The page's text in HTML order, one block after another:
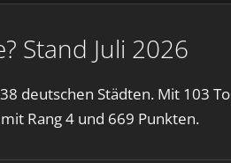
Stand Juli 2026
deutschen Städten. Mit 103
mit Rang 4 und 669 Punkten.